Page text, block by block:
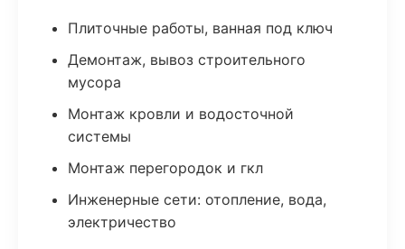
Плиточные работы, ванная под ключ
Демонтаж, вывоз строительного
мусора
Монтаж кровли и водосточной
системы
Монтаж перегородок и гкл
Инженерные сети: отопление, вода,
электричество